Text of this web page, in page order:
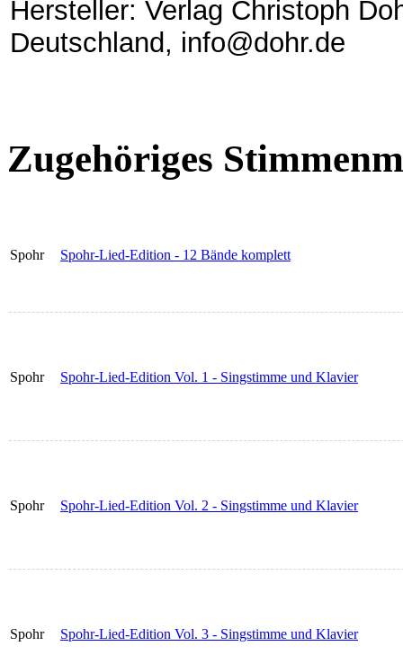
Hersteller: Verlag Christoph
Deutschland, info@dohr.de
Zugehöriges
Spohr Spohr-Lied-Edition - 12 Bände komplett
Spohr Spohr-Lied-Edition Vol. 1 - Singstimme und Klavier
Spohr Spohr-Lied-Edition Vol. 2 - Singstimme und Klavier
Spohr Spohr-Lied-Edition Vol. 3 - Singstimme und Klavier